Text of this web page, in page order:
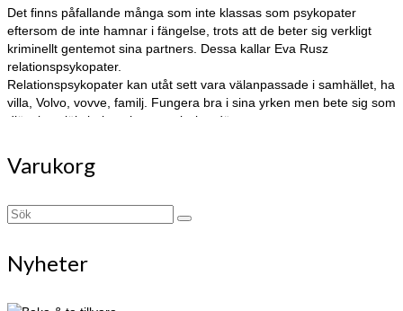
Det finns påfallande många som inte klassas som psykopater
eftersom de inte hamnar i fängelse, trots att de beter sig verkligt
kriminellt gentemot sina partners. Dessa kallar Eva Rusz
relationspsykopater.
Relationspsykopater kan utåt sett vara välanpassade i samhället, ha
villa, Volvo, vovve, familj. Fungera bra i sina yrken men bete sig som
djävulen själv bakom hemmet lyckta dörrar.
partner som förtvivlat och lönlöst försöker få omgivningen att förstå
hur illa det är ställt hemmavid.
Varukorg
Search
Nyheter